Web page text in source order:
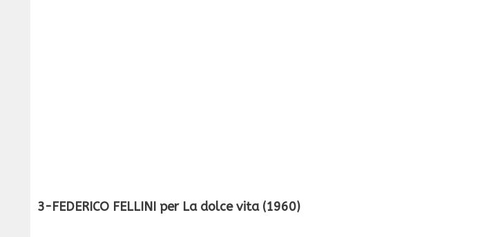
3-FEDERICO FELLINI per La dolce vita (1960)